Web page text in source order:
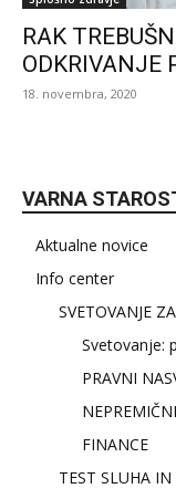
RAK
ODKRIVANJE
18. novembra, 2020
VARNA
Aktualne novice
Info center
SVETOVANJE
Svetovanje:
PRAVNI
FINANCE
TEST SLUHA